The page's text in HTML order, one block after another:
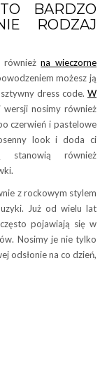
BARDZO
RODZAJ
równieżna wieczorne
możesz ją
dress code. W
wersji nosimy również
czerwień i pastelowe
look i doda ci
stanowią również
z rockowym stylem
Już od wielu lat
pojawiają się w
Nosimy je nie tylko
odsłonie na co dzień,